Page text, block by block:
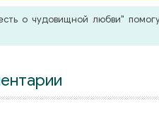
о чудовищной любви"